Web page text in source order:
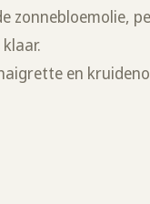
zonnebloemolie,
en